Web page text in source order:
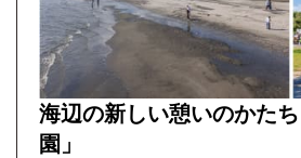
海辺の新しい憩いのかたち
園」